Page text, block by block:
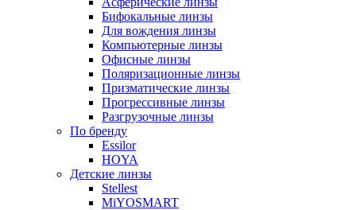
Бифокальные линзы
Для вождения линзы
Компьютерные линзы
Офисные линзы
Поляризационные линзы
Призматические линзы
Прогрессивные линзы
Разгрузочные линзы
По бренду
Essilor
HOYA
Детские линзы
Stellest
MiYOSMART